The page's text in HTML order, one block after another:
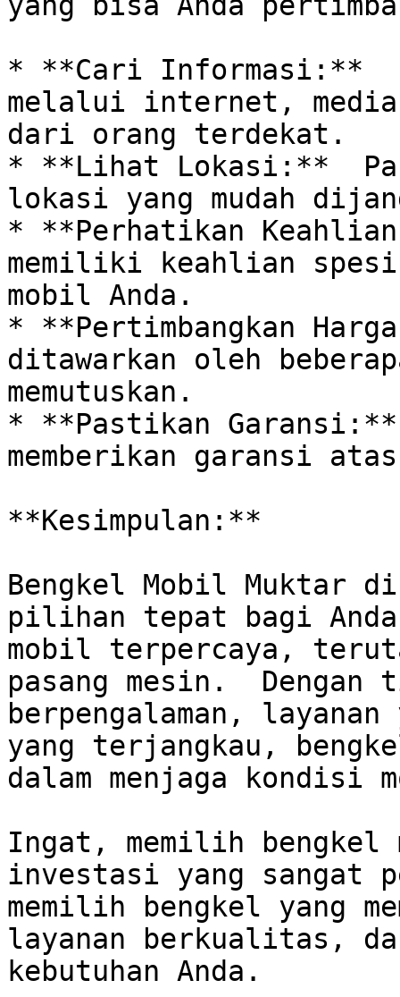
* **Cari Informasi:**
melalui internet,
dari orang terdekat.
* **Lihat Lokasi:**
lokasi yang mudah
* **Perhatikan
memiliki keahlian
mobil Anda.
* **Pertimbangkan
ditawarkan oleh
memutuskan.
* **Pastikan
memberikan garansi
**Kesimpulan:**
Bengkel Mobil Muktar di
pilihan tepat bagi Anda
mobil terpercaya,
pasang mesin.  Dengan
berpengalaman,
yang terjangkau,
dalam menjaga kondisi
Ingat, memilih bengkel
investasi yang sangat
memilih bengkel yang
layanan berkualitas,
kebutuhan Anda.